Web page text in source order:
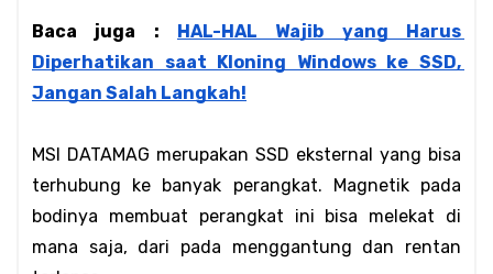
Baca juga : HAL-HAL Wajib yang Harus
Diperhatikan saat Kloning Windows ke SSD,
Jangan Salah Langkah!
MSI DATAMAG merupakan SSD eksternal yang bisa
terhubung ke banyak perangkat. Magnetik pada
bodinya membuat perangkat ini bisa melekat di
mana saja, dari pada menggantung dan rentan